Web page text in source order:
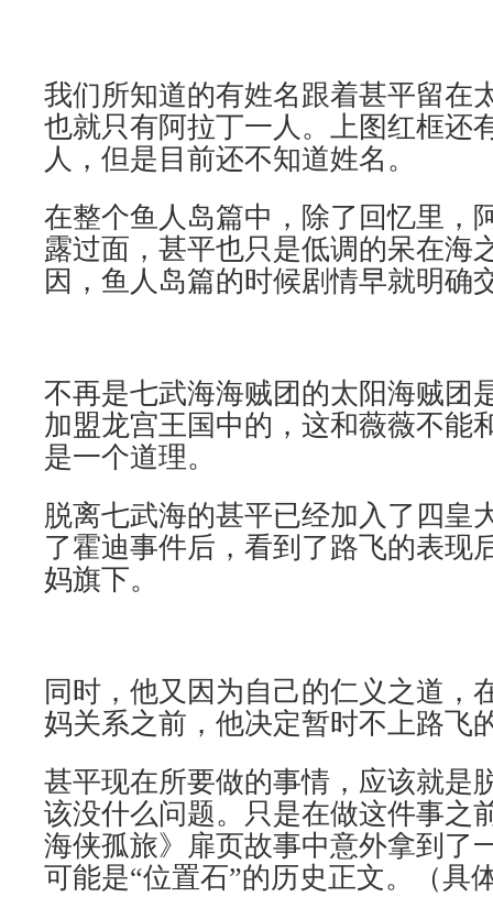
我们所知道的有姓名跟着甚平留在
也就只有阿拉丁一人。上图红框还
人，但是目前还不知道姓名。
在整个鱼人岛篇中，除了回忆里，
露过面，甚平也只是低调的呆在海
因，鱼人岛篇的时候剧情早就明确
不再是七武海海贼团的太阳海贼团
加盟龙宫王国中的，这和薇薇不能
是一个道理。
脱离七武海的甚平已经加入了四皇
了霍迪事件后，看到了路飞的表现
妈旗下。
同时，他又因为自己的仁义之道，
妈关系之前，他决定暂时不上路飞
甚平现在所要做的事情，应该就是
该没什么问题。只是在做这件事之
海侠孤旅》扉页故事中意外拿到了
可能是“位置石”的历史正文。（具